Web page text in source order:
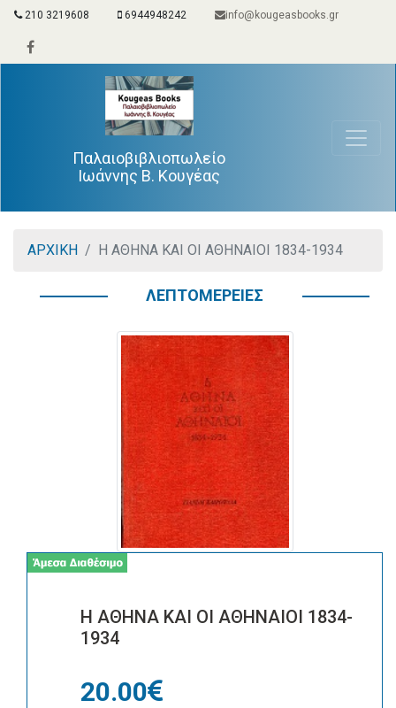
210 3219608 6944948242 info@kougeasbooks.gr
Παλαιοβιβλιοπωλείο
Ιωάννης Β. Κουγέας
ΑΡΧΙΚΗ Η ΑΘΗΝΑ ΚΑΙ ΟΙ ΑΘΗΝΑΙΟΙ 1834-1934
ΛΕΠΤΟΜΕΡΕΙΕΣ
Η ΑΘΗΝΑ ΚΑΙ ΟΙ ΑΘΗΝΑΙΟΙ 1834-
1934
20.00